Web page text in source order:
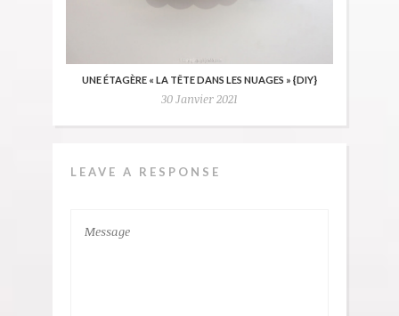
UNE ÉTAGÈRE « LA TÊTE DANS LES NUAGES » {DIY}
30 Janvier 2021
LEAVE A RESPONSE